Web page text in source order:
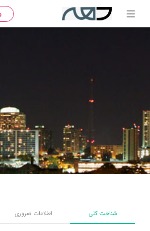
شناخت کلی اطلاعات ضروری